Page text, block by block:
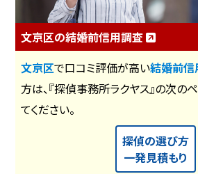
文京区の結婚前信用調査
文京区で口コミ評価が高い結婚前
方は、『探偵事務所ラクヤス』の次の
てください。
探偵の選び方
一発見積もり